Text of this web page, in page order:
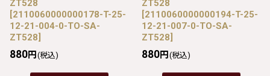
ZT528
[2110060000000178-T-25-
12-21-004-0-TO-SA-
ZT528]
880円 (税込)
ZT528
[2110060000000194-T-25-
12-21-007-0-TO-SA-
ZT528]
880円 (税込)